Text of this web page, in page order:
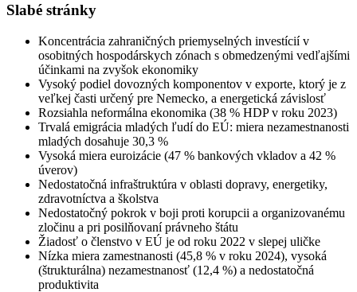
Slabé stránky
Koncentrácia zahraničných priemyselných investícií v
osobitných hospodárskych zónach s obmedzenými vedľajšími
účinkami na zvyšok ekonomiky
Vysoký podiel dovozných komponentov v exporte, ktorý je z
veľkej časti určený pre Nemecko, a energetická závislosť
Rozsiahla neformálna ekonomika (38 % HDP v roku 2023)
Trvalá emigrácia mladých ľudí do EÚ: miera nezamestnanosti
mladých dosahuje 30,3 %
Vysoká miera euroizácie (47 % bankových vkladov a 42 %
úverov)
Nedostatočná infraštruktúra v oblasti dopravy, energetiky,
zdravotníctva a školstva
Nedostatočný pokrok v boji proti korupcii a organizovanému
zločinu a pri posilňovaní právneho štátu
Žiadosť o členstvo v EÚ je od roku 2022 v slepej uličke
Nízka miera zamestnanosti (45,8 % v roku 2024), vysoká
(štrukturálna) nezamestnanosť (12,4 %) a nedostatočná
produktivita